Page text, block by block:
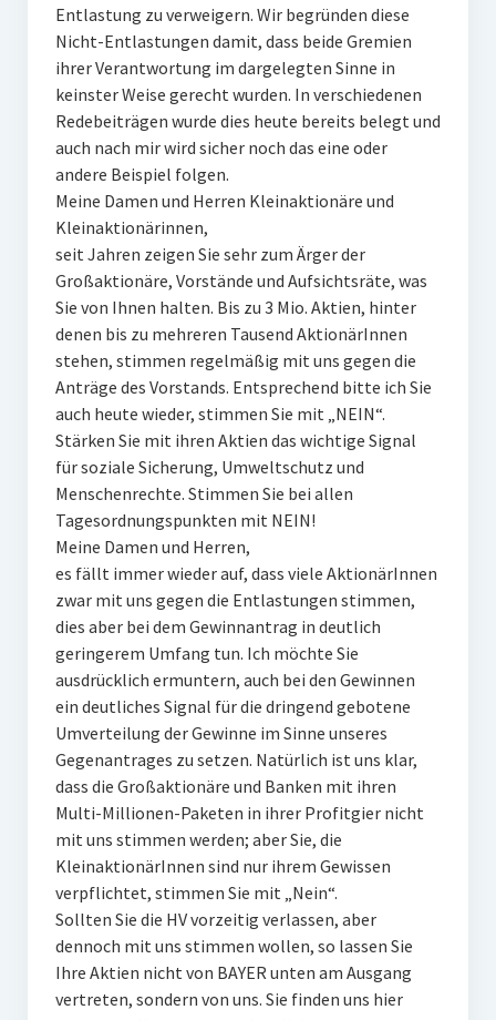
Entlastung zu verweigern. Wir begründen diese
Nicht-Entlastungen damit, dass beide Gremien
ihrer Verantwortung im dargelegten Sinne in
keinster Weise gerecht wurden. In verschiedenen
Redebeiträgen wurde dies heute bereits belegt und
auch nach mir wird sicher noch das eine oder
andere Beispiel folgen.
Meine Damen und Herren Kleinaktionäre und
Kleinaktionärinnen,
seit Jahren zeigen Sie sehr zum Ärger der
Großaktionäre, Vorstände und Aufsichtsräte, was
Sie von Ihnen halten. Bis zu 3 Mio. Aktien, hinter
denen bis zu mehreren Tausend AktionärInnen
stehen, stimmen regelmäßig mit uns gegen die
Anträge des Vorstands. Entsprechend bitte ich Sie
auch heute wieder, stimmen Sie mit „NEIN“.
Stärken Sie mit ihren Aktien das wichtige Signal
für soziale Sicherung, Umweltschutz und
Menschenrechte. Stimmen Sie bei allen
Tagesordnungspunkten mit NEIN!
Meine Damen und Herren,
es fällt immer wieder auf, dass viele AktionärInnen
zwar mit uns gegen die Entlastungen stimmen,
dies aber bei dem Gewinnantrag in deutlich
geringerem Umfang tun. Ich möchte Sie
ausdrücklich ermuntern, auch bei den Gewinnen
ein deutliches Signal für die dringend gebotene
Umverteilung der Gewinne im Sinne unseres
Gegenantrages zu setzen. Natürlich ist uns klar,
dass die Großaktionäre und Banken mit ihren
Multi-Millionen-Paketen in ihrer Profitgier nicht
mit uns stimmen werden; aber Sie, die
KleinaktionärInnen sind nur ihrem Gewissen
verpflichtet, stimmen Sie mit „Nein“.
Sollten Sie die HV vorzeitig verlassen, aber
dennoch mit uns stimmen wollen, so lassen Sie
Ihre Aktien nicht von BAYER unten am Ausgang
vertreten, sondern von uns. Sie finden uns hier